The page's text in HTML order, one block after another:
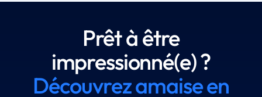
Prêt à être
impressionné(e) ?
Découvrez amaise en